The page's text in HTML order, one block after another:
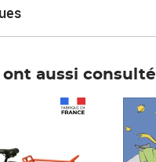
ont aussi consulté
Prix 7,50€